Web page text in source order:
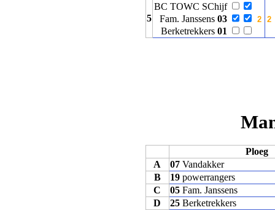
5
BC TOWC SChijf
Fam. Janssens 03
Berketrekkers 01
Ploeg
A
07 Vandakker
B
19 powerrangers
C
05 Fam. Janssens
D
25 Berketrekkers